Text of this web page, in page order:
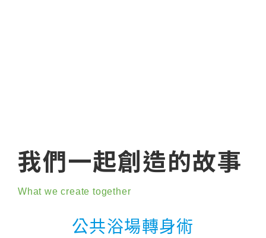
我們一起創造的故事
What we create together
公共浴場轉身術